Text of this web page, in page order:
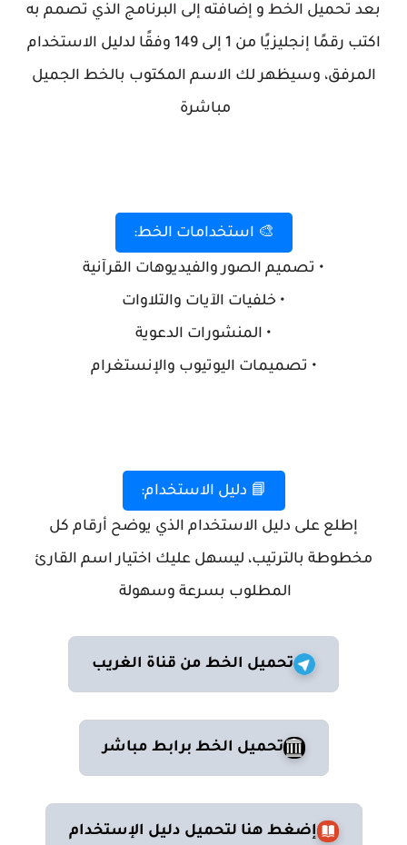
بعد تحميل الخط و إضافته إلى البرنامج الذي تصمم به
اكتب رقمًا إنجليزيًا من 1 إلى 149
وفقًا لدليل الاستخدام
المرفق، وسيظهر لك الاسم المكتوب بالخط الجميل
مباشرة
🎨 استخدامات الخط:
• تصميم الصور والفيديوهات القرآنية
• خلفيات الآيات والتلاوات
• المنشورات الدعوية
• تصميمات اليوتيوب والإنستغرام
📘 دليل الاستخدام:
إطلع على دليل الاستخدام الذي يوضح أرقام كل
مخطوطة بالترتيب، ليسهل عليك اختيار اسم القارئ
المطلوب بسرعة وسهولة
تحميل الخط من قناة الغريب
تحميل الخط برابط مباشر
إضغط هنا لتحميل دليل الإستخدام